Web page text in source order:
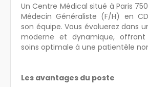
Un Centre Médical situé à Paris
Médecin Généraliste (F/H) en
son équipe. Vous évoluerez dans
moderne et dynamique,
soins optimale à une patientèle
Les avantages du poste